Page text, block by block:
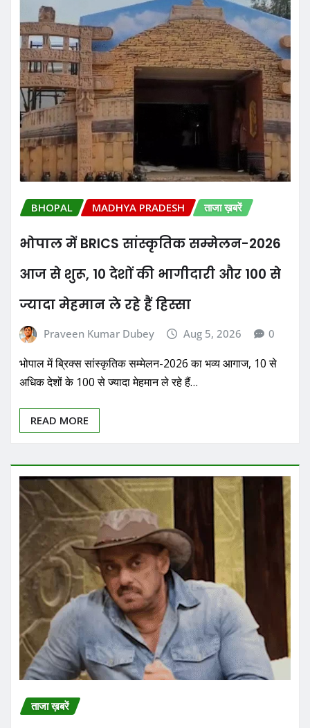
BHOPAL MADHYA PRADESH ताजा ख़बरें
भोपाल में BRICS सांस्कृतिक सम्मेलन-2026
आज से शुरू, 10 देशों की भागीदारी और 100 से
ज्यादा मेहमान ले रहे हैं हिस्सा
Praveen Kumar Dubey Aug 5, 2026 0
भोपाल में ब्रिक्स सांस्कृतिक सम्मेलन-2026 का भव्य आगाज, 10 से
अधिक देशों के 100 से ज्यादा मेहमान ले रहे हैं…
READ MORE
ताजा ख़बरें